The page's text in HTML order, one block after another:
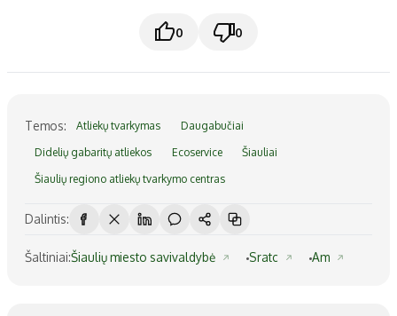
0 0
Temos: Atliekų tvarkymas Daugabučiai
Didelių gabaritų atliekos Ecoservice Šiauliai
Šiaulių regiono atliekų tvarkymo centras
Dalintis:
Šaltiniai:Šiaulių miesto savivaldybė Sratc Am